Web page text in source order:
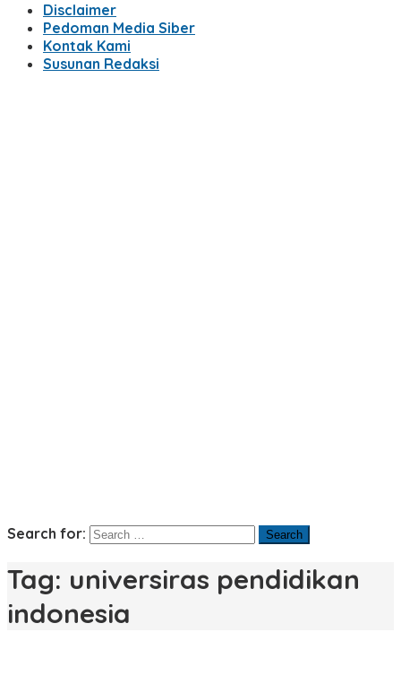
Disclaimer
Pedoman Media Siber
Kontak Kami
Susunan Redaksi
Search for:
Tag: universiras pendidikan
indonesia